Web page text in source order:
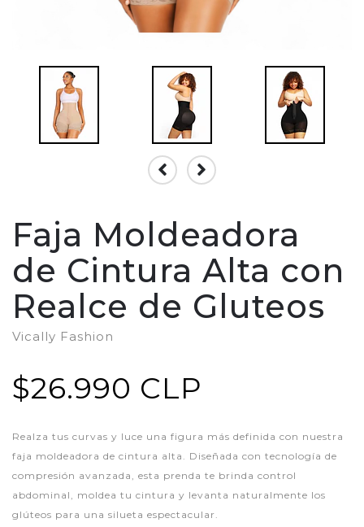
Faja Moldeadora
de Cintura Alta con
Realce de Gluteos
Vically Fashion
$26.990 CLP
Realza tus curvas y luce una figura más definida con nuestra
faja moldeadora de cintura alta. Diseñada con tecnología de
compresión avanzada, esta prenda te brinda control
abdominal, moldea tu cintura y levanta naturalmente los
glúteos para una silueta espectacular.